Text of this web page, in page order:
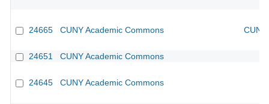
24665 CUNY Academic Commons
24651 CUNY Academic Commons
24645 CUNY Academic Commons